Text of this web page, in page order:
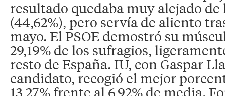
resultado quedaba muy alejado
(44,62%), pero servía de aliento
mayo. El PSOE demostró su
29,19% de los sufragios,
resto de España. IU, con Gaspar
candidato, recogió el mejor
13,27% frente al 6,92% de media.